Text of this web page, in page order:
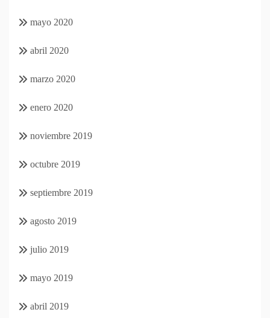
mayo 2020
abril 2020
marzo 2020
enero 2020
noviembre 2019
octubre 2019
septiembre 2019
agosto 2019
julio 2019
mayo 2019
abril 2019